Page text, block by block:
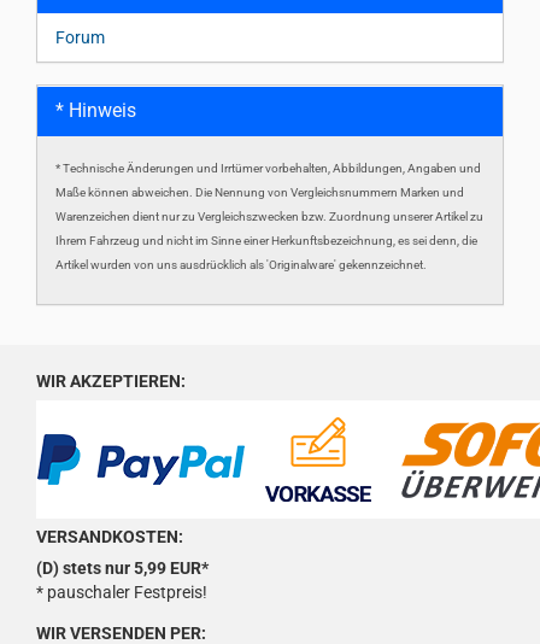
Forum
* Hinweis
* Technische Änderungen und Irrtümer vorbehalten, Abbildungen, Angaben und
Maße können abweichen. Die Nennung von Vergleichsnummern Marken und
Warenzeichen dient nur zu Vergleichszwecken bzw. Zuordnung unserer Artikel zu
Ihrem Fahrzeug und nicht im Sinne einer Herkunftsbezeichnung, es sei denn, die
Artikel wurden von uns ausdrücklich als 'Originalware' gekennzeichnet.
WIR AKZEPTIEREN:
VERSANDKOSTEN:
(D) stets nur 5,99 EUR*
* pauschaler Festpreis!
WIR VERSENDEN PER: